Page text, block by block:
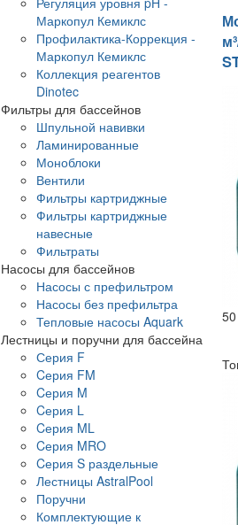
Маркопул Кемиклс
Профилактика-Коррекция -
Маркопул Кемиклс
Коллекция реагентов
Dinotec
Фильтры для бассейнов
Шпульной навивки
Ламинированные
Моноблоки
Вентили
Фильтры картриджные
Фильтры картриджные
навесные
Фильтраты
Насосы для бассейнов
Насосы с префильтром
Насосы без префильтра
Тепловые насосы Aquark
Лестницы и поручни для бассейна
Серия F
Cерия FM
Cерия M
Cерия L
Cерия ML
Cерия MRO
Cерия S раздельные
Лестницы AstralPool
Поручни
Комплектующие к